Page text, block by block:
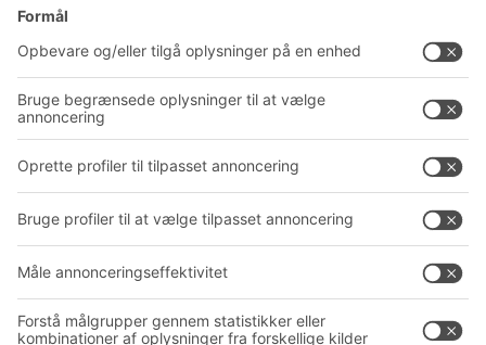
Løsninger
Intralogistikløsninger
Kassesystemer
Reolsystemer
Service
PRODUKTKATALOG
PROJECT GUIDE
Virksomhed
Vores globale netværk
Produktionssteder
Follow us